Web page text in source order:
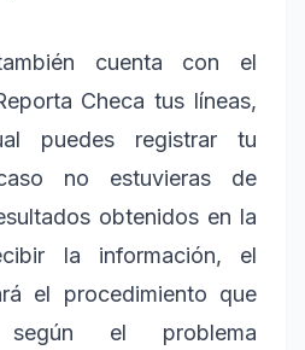
cuenta con el
Checa tus líneas,
puedes registrar tu
no estuvieras de
obtenidos en la
la información, el
el procedimiento que
el problema